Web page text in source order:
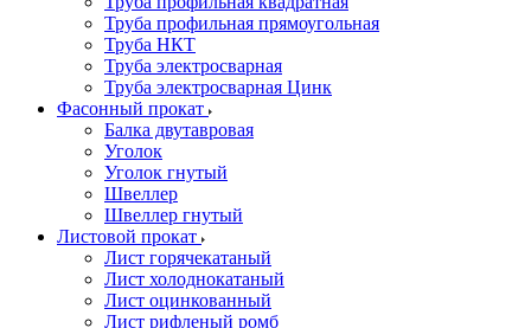
Труба профильная прямоугольная
Труба НКТ
Труба электросварная
Труба электросварная Цинк
Фасонный прокат
Балка двутавровая
Уголок
Уголок гнутый
Швеллер
Швеллер гнутый
Листовой прокат
Лист горячекатаный
Лист холоднокатаный
Лист оцинкованный
Лист рифленый ромб